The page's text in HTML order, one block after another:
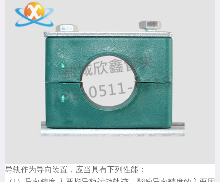
导轨作为导向装置，应当具有下列性能：